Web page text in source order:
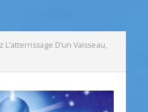
D’un Vaisseau,